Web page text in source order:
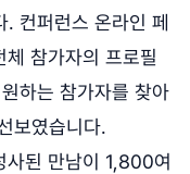
. 컨퍼런스 온라인 페
참가자의 프로필
하는 참가자를 찾아
보였습니다.
된 만남이 1,800여